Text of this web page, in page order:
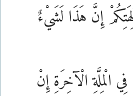
إِنَّ هَذَا لَشَيْءٌ
الْمِلَّةِ الْآخِرَةِ إِنْ